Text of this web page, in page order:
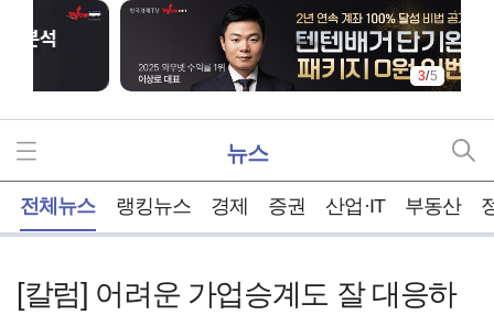
3/5
뉴스
전체뉴스 랭킹뉴스 경제 증권 산업·IT 부동산
[칼럼] 어려운 가업승계도 잘 대응하